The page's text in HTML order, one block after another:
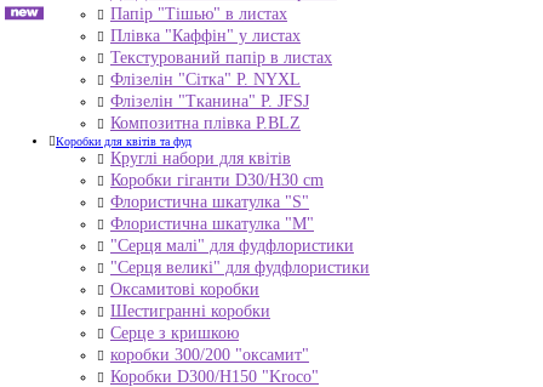
Папір "Тішью" в листах
Плівка "Каффін" у листах
Текстурований папір в листах
Флізелін "Сітка" P. NYXL
Флізелін "Тканина" P. JFSJ
Композитна плівка Р.BLZ
Коробки для квітів та фуд
Круглі набори для квітів
Коробки гіганти D30/H30 cm
Флористична шкатулка "S"
Флористична шкатулка "М"
"Серця малі" для фудфлористики
"Серця великі" для фудфлористики
Оксамитові коробки
Шестигранні коробки
Серце з кришкою
коробки 300/200 "оксамит"
Коробки D300/H150 "Kroco"